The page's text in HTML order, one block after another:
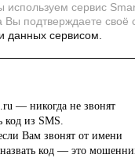
используем сервис
Вы подтверждаете своё
данных сервисом.
— никогда не звонят
код из SMS.
Вам звонят от имени
код — это